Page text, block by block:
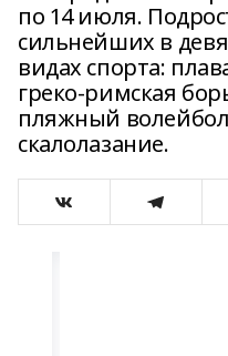
по 14 июля.
сильнейших в
видах спорта:
греко-римская
пляжный
скалолазание.